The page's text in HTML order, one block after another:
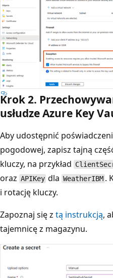
Krok 2.
usłudze Azure Key
Aby udostępnić
pogodowej, zapisz tajną
kluczy, na przykład
oraz APIKey dla WeatherIBM .
i rotację kluczy.
Zapoznaj się z tą instrukcją,
tajemnicę z magazynu.